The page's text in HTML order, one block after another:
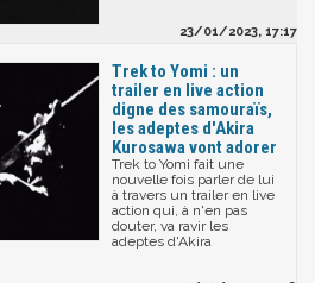
23/01/2023, 17:17
Trek to Yomi : un
trailer en live action
digne des samouraïs,
les adeptes d'Akira
Kurosawa vont adorer
Trek to Yomi fait une
nouvelle fois parler de lui
à travers un trailer en live
action qui, à n'en pas
douter, va ravir les
adeptes d'Akira